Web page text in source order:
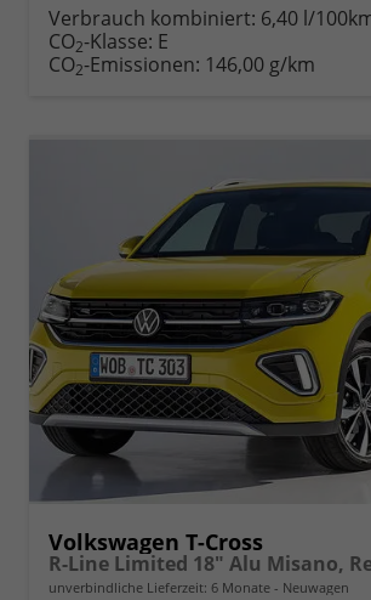
anfordern
Verbrauch kombiniert: 6,40 l/
CO2-Klasse: E
CO2-Emissionen: 146,00 g/km
Volkswagen T-Cross
unverbindliche Lieferzeit: 6 Monate Neuwagen